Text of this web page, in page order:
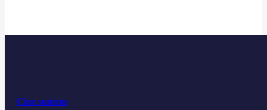
Cine suntem